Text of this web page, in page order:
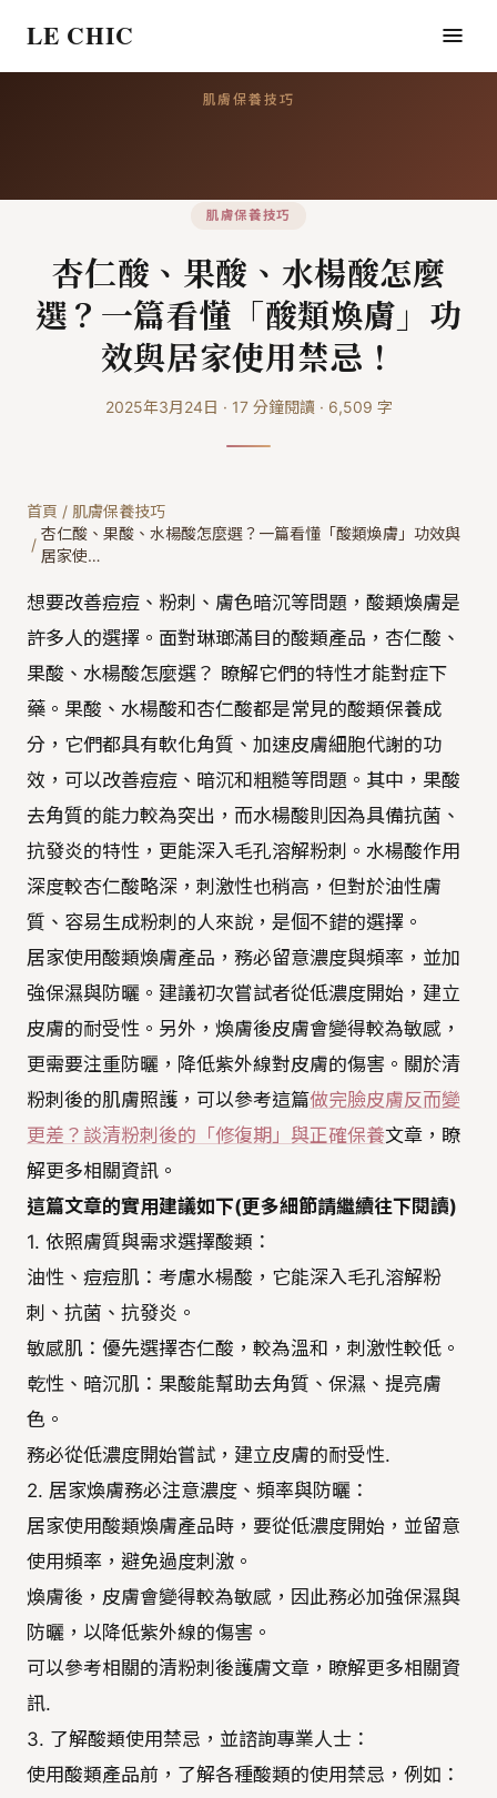
LE CHIC
肌膚保養技巧
肌膚保養技巧
杏仁酸、果酸、水楊酸怎麼
選？一篇看懂「酸類煥膚」功
效與居家使用禁忌！
2025年3月24日 · 17分鐘閱讀· 6,509 字
首頁 / 肌膚保養技巧
/
杏仁酸、果酸、水楊酸怎麼選？一篇看懂「酸類煥膚」功效與
居家使…
想要改善痘痘、粉刺、膚色暗沉等問題，酸類煥膚是
許多人的選擇。面對琳瑯滿目的酸類產品，杏仁酸、
果酸、水楊酸怎麼選？ 瞭解它們的特性才能對症下
藥。果酸、水楊酸和杏仁酸都是常見的酸類保養成
分，它們都具有軟化角質、加速皮膚細胞代謝的功
效，可以改善痘痘、暗沉和粗糙等問題。其中，果酸
去角質的能力較為突出，而水楊酸則因為具備抗菌、
抗發炎的特性，更能深入毛孔溶解粉刺。水楊酸作用
深度較杏仁酸略深，刺激性也稍高，但對於油性膚
質、容易生成粉刺的人來說，是個不錯的選擇。
居家使用酸類煥膚產品，務必留意濃度與頻率，並加
強保濕與防曬。建議初次嘗試者從低濃度開始，建立
皮膚的耐受性。另外，煥膚後皮膚會變得較為敏感，
更需要注重防曬，降低紫外線對皮膚的傷害。關於清
粉刺後的肌膚照護，可以參考這篇做完臉皮膚反而變
更差？談清粉刺後的「修復期」與正確保養文章，瞭
解更多相關資訊。
這篇文章的實用建議如下(更多細節請繼續往下閱讀)
1. 依照膚質與需求選擇酸類：
油性、痘痘肌：考慮水楊酸，它能深入毛孔溶解粉
刺、抗菌、抗發炎。
敏感肌：優先選擇杏仁酸，較為溫和，刺激性較低。
乾性、暗沉肌：果酸能幫助去角質、保濕、提亮膚
色。
務必從低濃度開始嘗試，建立皮膚的耐受性.
2. 居家煥膚務必注意濃度、頻率與防曬：
居家使用酸類煥膚產品時，要從低濃度開始，並留意
使用頻率，避免過度刺激。
煥膚後，皮膚會變得較為敏感，因此務必加強保濕與
防曬，以降低紫外線的傷害。
可以參考相關的清粉刺後護膚文章，瞭解更多相關資
訊.
3. 了解酸類使用禁忌，並諮詢專業人士：
使用酸類產品前，了解各種酸類的使用禁忌，例如：